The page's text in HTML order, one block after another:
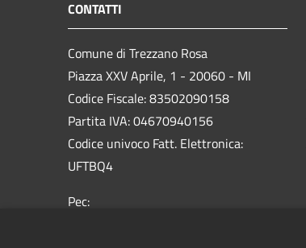
CONTATTI
Comune di Trezzano Rosa
Piazza XXV Aprile, 1 - 20060 - MI
Codice Fiscale: 83502090158
Partita IVA: 04670940156
Codice univoco Fatt. Elettronica:
UFTBQ4
Pec: